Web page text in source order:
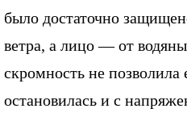
было достаточно
ветра, а лицо — от
скромность не
остановилась и с